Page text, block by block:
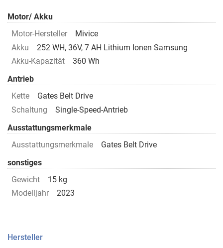
Motor/ Akku
Motor-Hersteller
Mivice
Akku
252 WH, 36V, 7 AH Lithium Ionen Samsung
Akku-Kapazität
360 Wh
Antrieb
Kette
Gates Belt Drive
Schaltung
Single-Speed-Antrieb
Ausstattungsmerkmale
Ausstattungsmerkmale
Gates Belt Drive
sonstiges
Gewicht
15 kg
Modelljahr
2023
Hersteller